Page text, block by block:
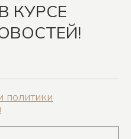
КУРСЕ
политики